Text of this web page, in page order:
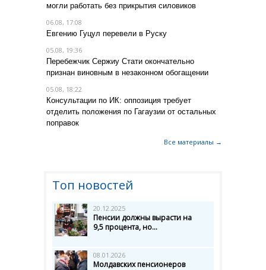
могли работать без прикрытия силовиков
06.08, 17:08
Евгению Гуцул перевели в Руску
05.08, 19:36
Перебежчик Сержиу Стати окончательно
признан виновным в незаконном обогащении
05.08, 18:22
Консультации по ИК: оппозиция требует
отделить положения по Гагаузии от остальных
поправок
Все материалы →
Топ новостей
20.12.2025
Пенсии должны вырасти на
9,5 процента, но...
08.01.2026
Молдавских пенсионеров